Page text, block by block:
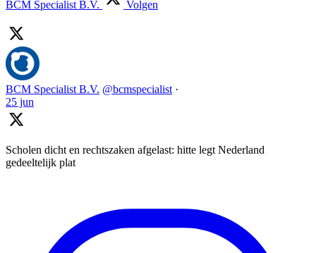
BCM Specialist B.V. Volgen
BCM Specialist B.V. @bcmspecialist ·
25 jun
Scholen dicht en rechtszaken afgelast: hitte legt Nederland
gedeeltelijk plat